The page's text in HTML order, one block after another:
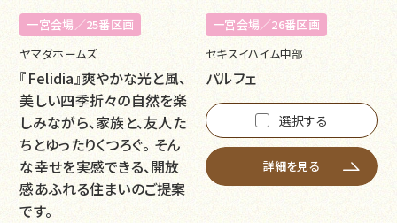
一宮会場／25番区画
ヤマダホームズ
『Felidia』爽やかな光と風、
美しい四季折々の自然を楽
しみながら、家族と、友人た
ちとゆったりくつろぐ。 そん
な幸せを実感できる、開放
感あふれる住まいのご提案
です。
一宮会場／26番区画
セキスイハイム中部
パルフェ
選択する
詳細を見る